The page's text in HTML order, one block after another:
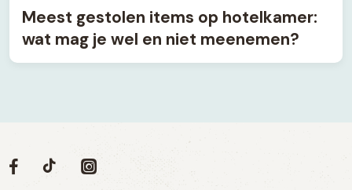
Meest gestolen items op hotelkamer:
wat mag je wel en niet meenemen?
Volg
Social
Volg
Volg
Volg